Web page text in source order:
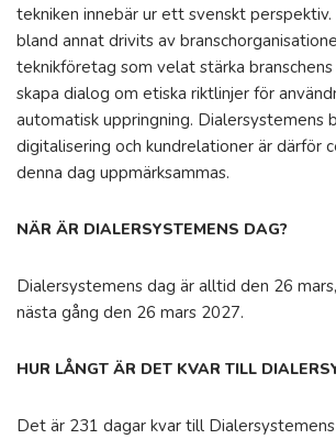
tekniken innebär ur ett svenskt
bland annat drivits av
teknikföretag som velat stärka
skapa dialog om etiska riktlinjer för
automatisk uppringning. Dialersystemens
digitalisering och kundrelationer är därför
denna dag uppmärksammas.
NÄR ÄR DIALERSYSTEMENS DAG?
Dialersystemens dag är alltid den 26
nästa gång den 26 mars 2027.
HUR LÅNGT ÄR DET KVAR TILL
Det är 231 dagar kvar till